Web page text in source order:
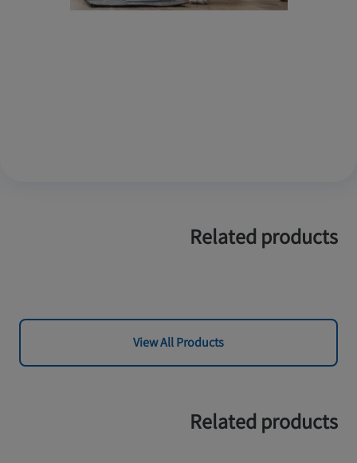
Related products
View All Products
Related products